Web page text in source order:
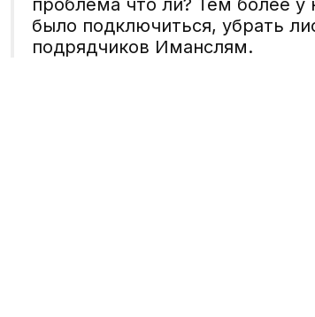
было подключиться, убрать
подрядчиков Иманслям.